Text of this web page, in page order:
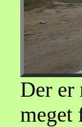
Der er
meget